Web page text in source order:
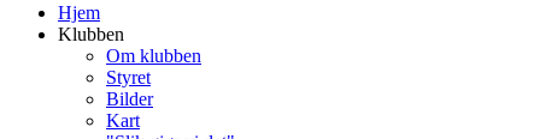
Hjem
Klubben
Om klubben
Styret
Bilder
Kart